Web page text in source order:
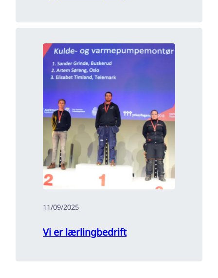
11/09/2025
Vi er lærlingbedrift